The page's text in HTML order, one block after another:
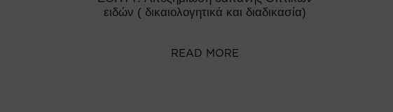
ειδών ( δικαιολογητικά και διαδικασία)
READ MORE